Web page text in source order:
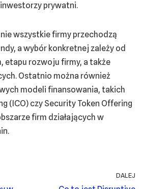
inwestorzy prywatni.
wszystkie firmy przechodzą
a wybór konkretnej zależy od
etapu rozwoju firmy, a także
Ostatnio można również
modeli finansowania, takich
(ICO) czy Security Token Offering
firm działających w
DALEJ